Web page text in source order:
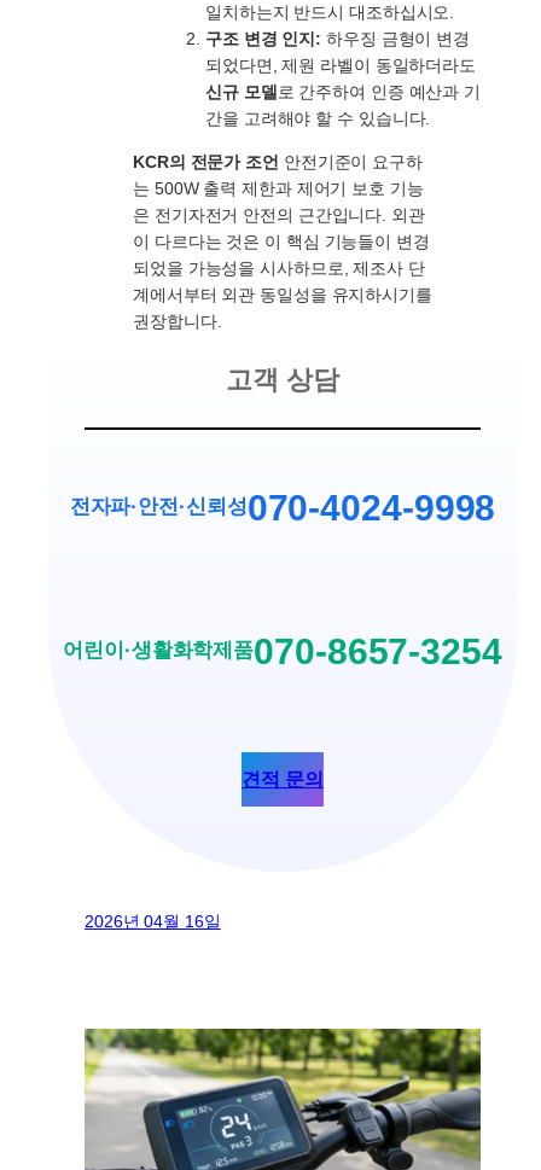
일치하는지 반드시 대조하십시오.
구조 변경 인지: 하우징 금형이 변경
되었다면, 제원 라벨이 동일하더라도
신규 모델로 간주하여 인증 예산과 기
간을 고려해야 할 수 있습니다.
KCR의 전문가 조언 안전기준이 요구하
는 500W 출력 제한과 제어기 보호 기능
은 전기자전거 안전의 근간입니다. 외관
이 다르다는 것은 이 핵심 기능들이 변경
되었을 가능성을 시사하므로, 제조사 단
계에서부터 외관 동일성을 유지하시기를
권장합니다.
고객 상담
전자파·안전·신뢰성070-4024-9998
어린이·생활화학제품070-8657-3254
견적 문의
2026년 04월 16일